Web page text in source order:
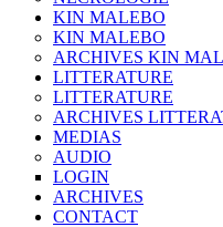
KIN MALEBO
KIN MALEBO
ARCHIVES KIN
LITTERATURE
LITTERATURE
ARCHIVES
MEDIAS
AUDIO
LOGIN
ARCHIVES
CONTACT